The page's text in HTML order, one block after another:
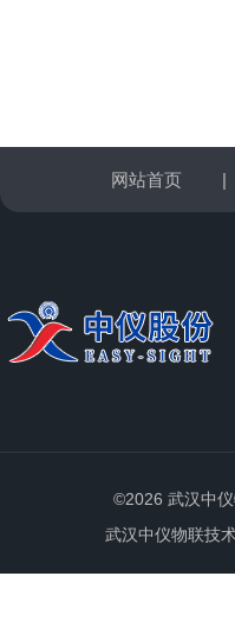
网站首页 |
©2026 武汉中
武汉中仪物联技